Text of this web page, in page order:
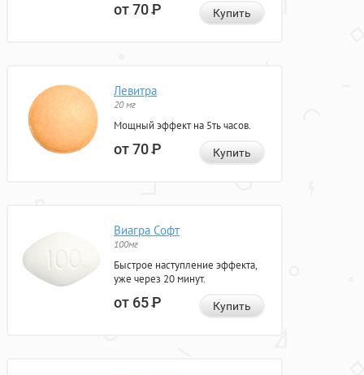
от 70Р Купить
Левитра
20 мг
Мощный эффект на 5ть часов.
от 70Р Купить
Виагра Софт
100мг
Быстрое наступление эффекта,
уже через 20 минут.
от 65Р Купить